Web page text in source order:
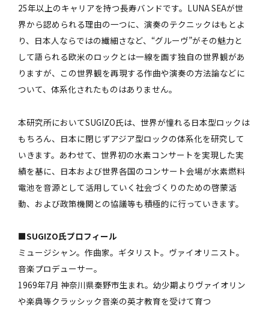
25年以上のキャリアを持つ長寿バンドです。LUNA SEAが世
界から認められる理由の一つに、演奏のテクニックはもとよ
り、日本人ならではの繊細さなど、“グルーヴ”がその魅力と
して語られる欧米のロックとは一線を画す独自の世界観があ
りますが、この世界観を再現する作曲や演奏の方法論などに
ついて、体系化されたものはありません。
本研究所においてSUGIZO氏は、世界が憧れる日本型ロックは
もちろん、日本に閉じずアジア型ロックの体系化を研究して
いきます。あわせて、世界初の水素コンサートを実現した実
績を基に、日本および世界各国のコンサート会場が水素燃料
電池を音源として活用していく社会づくりのための啓蒙活
動、および政策機関との協議等も積極的に行っていきます。
■SUGIZO氏プロフィール
ミュージシャン。作曲家。ギタリスト。ヴァイオリニスト。
音楽プロデューサー。
1969年7月 神奈川県秦野市生まれ。幼少期よりヴァイオリン
や楽典等クラッシック音楽の英才教育を受けて育つ